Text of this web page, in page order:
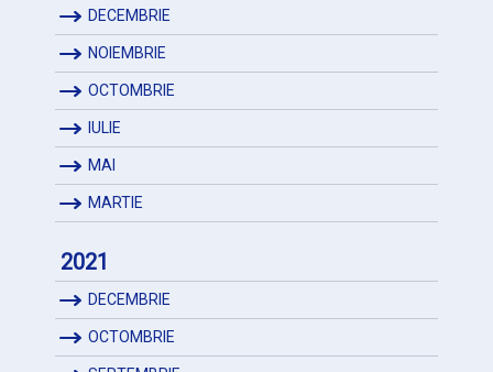
DECEMBRIE
NOIEMBRIE
OCTOMBRIE
IULIE
MAI
MARTIE
2021
DECEMBRIE
OCTOMBRIE